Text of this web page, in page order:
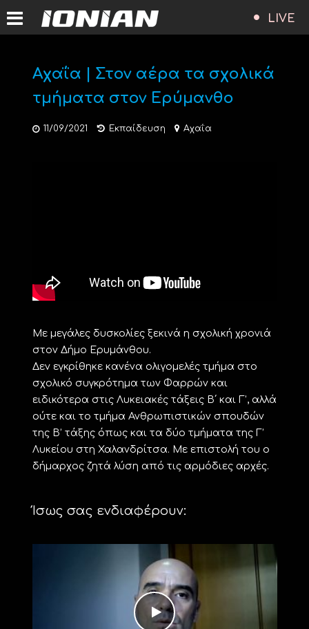
LIVE
Αχαΐα | Στον αέρα τα σχολικά
τμήματα στον Ερύμανθο
11/09/2021 Εκπαίδευση Αχαΐα
Με μεγάλες δυσκολίες ξεκινά η σχολική χρονιά
στον Δήμο Ερυμάνθου.
Δεν εγκρίθηκε κανένα ολιγομελές τμήμα στο
σχολικό συγκρότημα των Φαρρών και
ειδικότερα στις Λυκειακές τάξεις Β΄ και Γ’, αλλά
ούτε και το τμήμα Ανθρωπιστικών σπουδών
της Β’ τάξης όπως και τα δύο τμήματα της Γ’
Λυκείου στη Χαλανδρίτσα. Με επιστολή του ο
δήμαρχος ζητά λύση από τις αρμόδιες αρχές.
Ίσως σας ενδιαφέρουν: